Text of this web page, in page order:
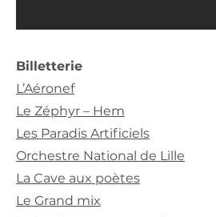
Billetterie
L’Aéronef
Le Zéphyr – Hem
Les Paradis Artificiels
Orchestre National de Lille
La Cave aux poètes
Le Grand mix